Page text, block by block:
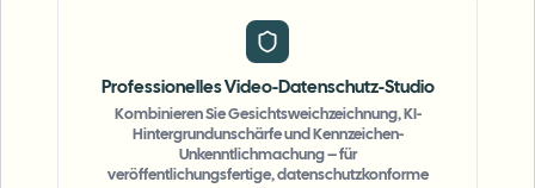
Professionelles Video-Datenschutz-Studio
Kombinieren Sie Gesichtsweichzeichnung, KI-
Hintergrundunschärfe und Kennzeichen-
Unkenntlichmachung – für
veröffentlichungsfertige, datenschutzkonforme